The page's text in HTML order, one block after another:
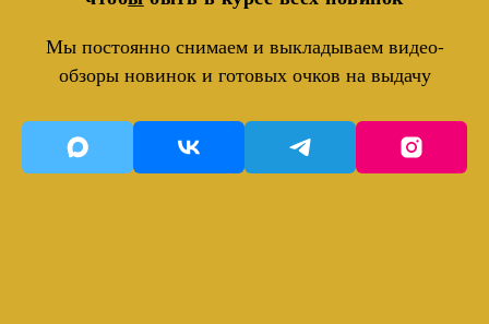
Мы постоянно снимаем и выкладываем видео-
обзоры новинок и готовых очков на выдачу